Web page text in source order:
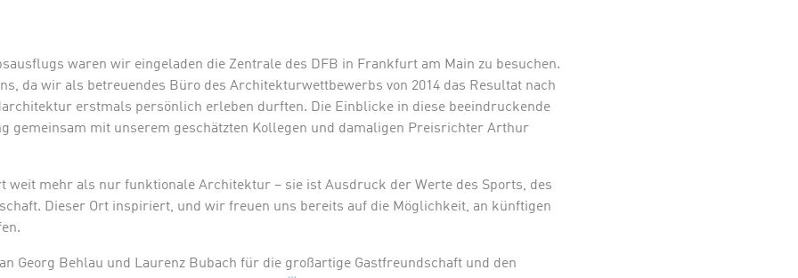
waren wir eingeladen die Zentrale des DFB in Frankfurt am Main zu besuchen.
da wir als betreuendes Büro des Architekturwettbewerbs von 2014 das Resultat nach
erstmals persönlich erleben durften. Die Einblicke in diese beeindruckende
gemeinsam mit unserem geschätzten Kollegen und damaligen Preisrichter Arthur
weit mehr als nur funktionale Architektur – sie ist Ausdruck der Werte des Sports, des
Dieser Ort inspiriert, und wir freuen uns bereits auf die Möglichkeit, an künftigen
Georg Behlau und Laurenz Bubach für die großartige Gastfreundschaft und den